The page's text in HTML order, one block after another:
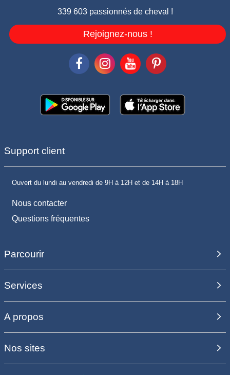
339 603 passionnés de cheval !
Rejoignez-nous !
Support client
Ouvert du lundi au vendredi de 9H à 12H et de 14H à 18H
Nous contacter
Questions fréquentes
Parcourir
Services
A propos
Nos sites